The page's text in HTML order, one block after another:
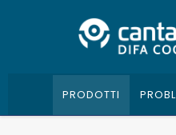
PRODOTTI